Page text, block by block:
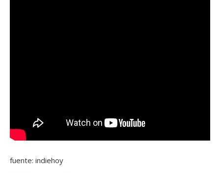
fuente: indiehoy